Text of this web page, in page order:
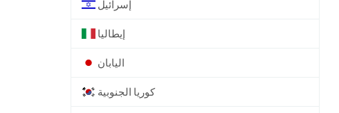
إسرائيل
إيطاليا
اليابان
كوريا الجنوبية